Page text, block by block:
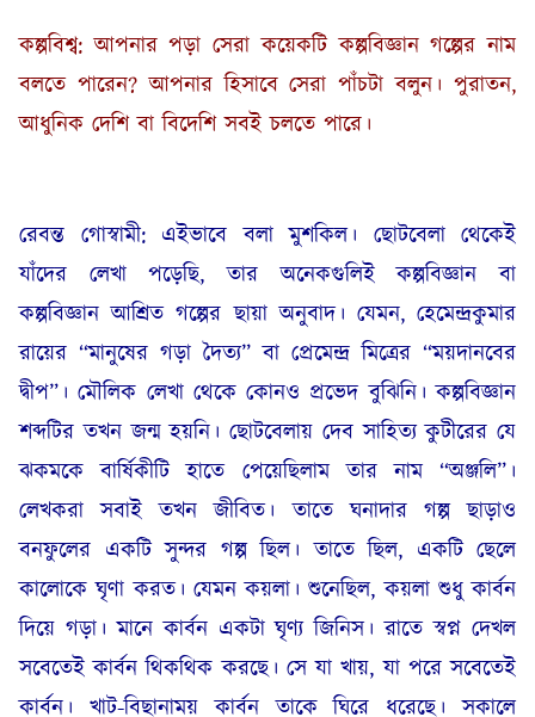
কল্পবিশ্ব: আপনার পড়া সেরা কয়েকটি কল্পবিজ্ঞান গল্পের নাম
বলতে পারেন? আপনার হিসাবে সেরা পাঁচটা বলুন। পুরাতন,
আধুনিক দেশি বা বিদেশি সবই চলতে পারে।
রেবন্ত গোস্বামী: এইভাবে বলা মুশকিল। ছোটবেলা থেকেই
যাঁদের লেখা পড়েছি, তার অনেকগুলিই কল্পবিজ্ঞান বা
কল্পবিজ্ঞান আশ্রিত গল্পের ছায়া অনুবাদ। যেমন, হেমেন্দ্রকুমার
রায়ের “মানুষের গড়া দৈত্য” বা প্রেমেন্দ্র মিত্রের “ময়দানবের
দ্বীপ”। মৌলিক লেখা থেকে কোনও প্রভেদ বুঝিনি। কল্পবিজ্ঞান
শব্দটির তখন জন্ম হয়নি। ছোটবেলায় দেব সাহিত্য কুটীরের যে
ঝকমকে বার্ষিকীটি হাতে পেয়েছিলাম তার নাম “অঞ্জলি”।
লেখকরা সবাই তখন জীবিত। তাতে ঘনাদার গল্প ছাড়াও
বনফুলের একটি সুন্দর গল্প ছিল। তাতে ছিল, একটি ছেলে
কালোকে ঘৃণা করত। যেমন কয়লা। শুনেছিল, কয়লা শুধু কার্বন
দিয়ে গড়া। মানে কার্বন একটা ঘৃণ্য জিনিস। রাতে স্বপ্ন দেখল
সবেতেই কার্বন থিকথিক করছে। সে যা খায়, যা পরে সবেতেই
কার্বন। খাট-বিছানাময় কার্বন তাকে ঘিরে ধরেছে। সকালে